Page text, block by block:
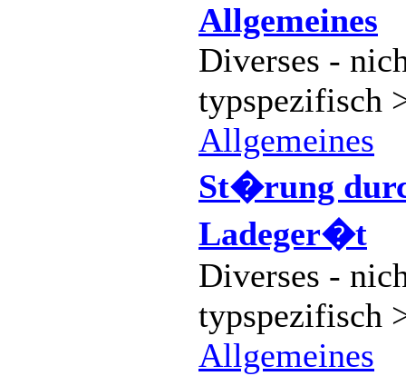
Allgemeines
Diverses -
typspezifisch
Allgemeines
St�rung
Ladeger�t
Diverses -
typspezifisch
Allgemeines